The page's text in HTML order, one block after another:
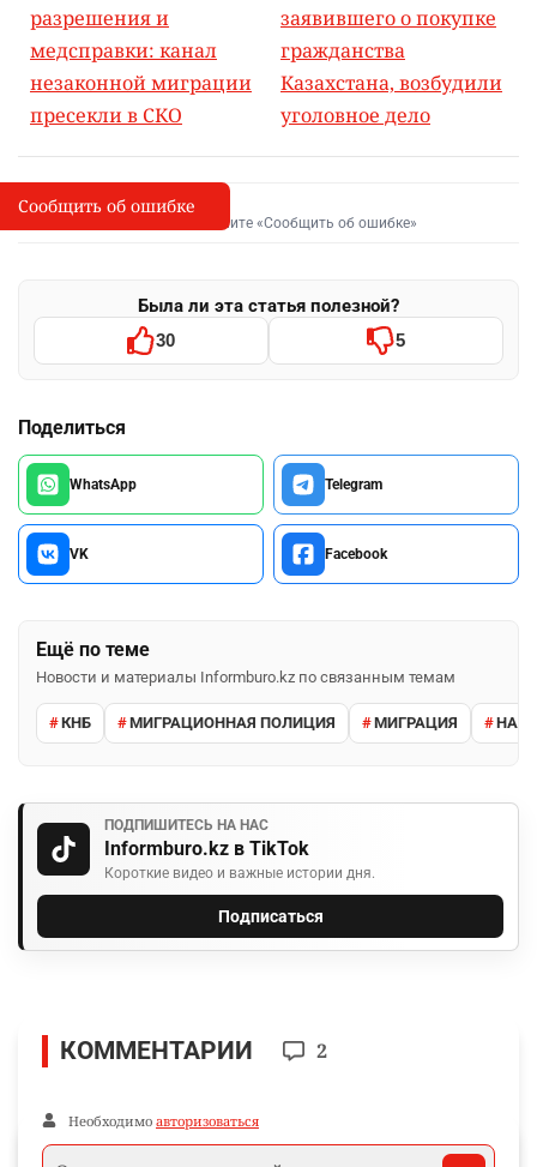
разрешения и
медсправки: канал
незаконной миграции
пресекли в СКО
заявившего о покупке
гражданства
Казахстана, возбудили
уголовное дело
I
Сообщить об опечатке
Выделите фрагмент и нажмите «Сообщить об ошибке»
Была ли эта статья полезной?
30 5
Поделиться
WhatsApp Telegram
VK Facebook
Ещё по теме
Новости и материалы Informburo.kz по связанным темам
КНБ МИГРАЦИОННАЯ ПОЛИЦИЯ МИГРАЦИЯ
ПОДПИШИТЕСЬ НА НАС
Informburo.kz в TikTok
Короткие видео и важные истории дня.
Подписаться
Сообщить об ошибке
КОММЕНТАРИИ 2
Необходимо авторизоваться